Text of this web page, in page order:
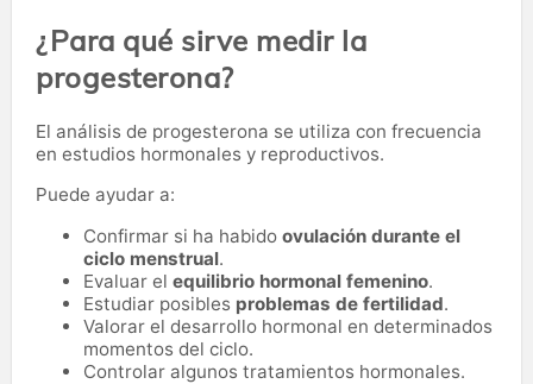
¿Para qué sirve medir la
progesterona?
El análisis de progesterona se utiliza con frecuencia
en estudios hormonales y reproductivos.
Puede ayudar a:
Confirmar si ha habido ovulación durante el
ciclo menstrual.
Evaluar el equilibrio hormonal femenino.
Estudiar posibles problemas de fertilidad.
Valorar el desarrollo hormonal en determinados
momentos del ciclo.
Controlar algunos tratamientos hormonales.